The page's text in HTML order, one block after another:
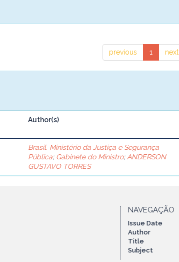
previous 1 next
Author(s)
Brasil. Ministério da Justiça e Segurança
Pública; Gabinete do Ministro; ANDERSON
GUSTAVO TORRES
NAVEGAÇÃO
Issue Date
Author
Title
Subject